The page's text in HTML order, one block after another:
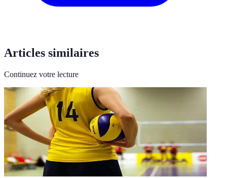
Articles similaires
Continuez votre lecture